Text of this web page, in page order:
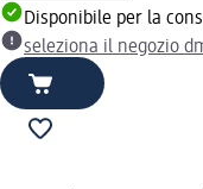
Disponibile per la
seleziona il negozio